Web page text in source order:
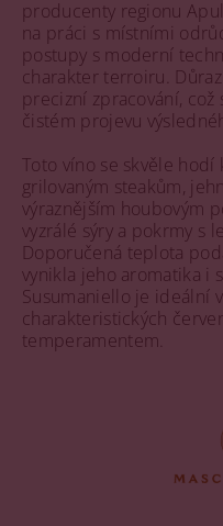
producenty regionu
na práci s místními
postupy s moderní
charakter terroiru.
precizní zpracování,
čistém projevu
Toto víno se skvěle hodí
grilovaným steakům,
výraznějším houbovým
vyzrálé sýry a pokrmy s
Doporučená teplota
vynikla jeho aromatika i
Susumaniello je ideální
charakteristických
temperamentem.